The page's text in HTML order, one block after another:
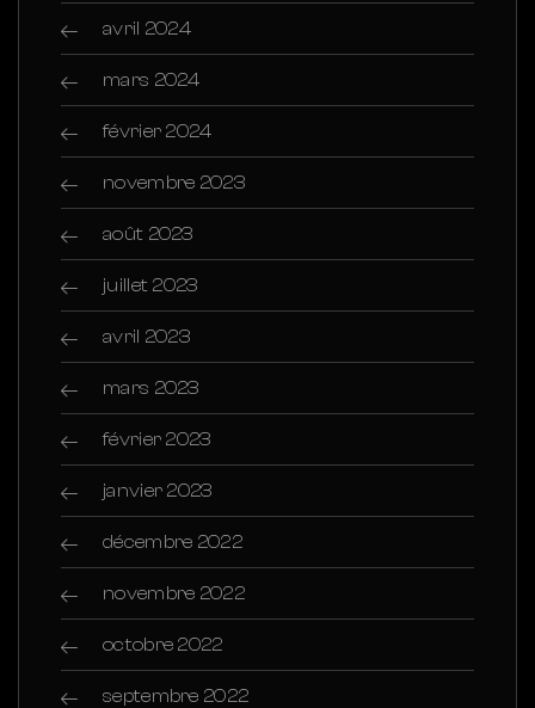
avril 2024
mars 2024
février 2024
novembre 2023
août 2023
juillet 2023
avril 2023
mars 2023
février 2023
janvier 2023
décembre 2022
novembre 2022
octobre 2022
septembre 2022